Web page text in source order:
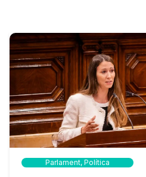
Parlament, Política